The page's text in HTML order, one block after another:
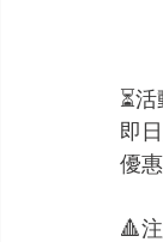
⏳
即
優惠
🔺